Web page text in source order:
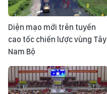
Diện mạo mới trên tuyến
cao tốc chiến lược vùng Tây
Nam Bộ